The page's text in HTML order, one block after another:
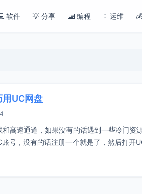
软件 💡 分享 ⌨️ 编程 🗄️ 运维
UC网盘
高速通道，如果没有的话遇到一些冷门
号，没有的话注册一个就是了，然后打开